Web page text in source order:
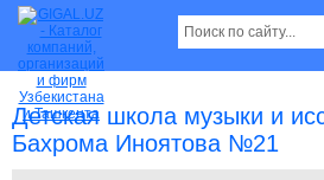
Детская школа музыки и
Бахрома Иноятова №21